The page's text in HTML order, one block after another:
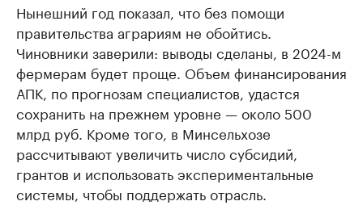
Нынешний год показал, что без помощи
правительства аграриям не обойтись.
Чиновники заверили: выводы сделаны, в 2024-м
фермерам будет проще. Объем финансирования
АПК, по прогнозам специалистов, удастся
сохранить на прежнем уровне — около 500
млрд руб. Кроме того, в Минсельхозе
рассчитывают увеличить число субсидий,
грантов и использовать экспериментальные
системы, чтобы поддержать отрасль.